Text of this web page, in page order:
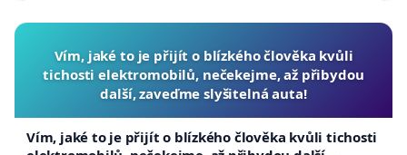
Vím, jaké to je přijít o blízkého člověka kvůli
tichosti elektromobilů, nečekejme, až přibydou
další, zaveďme slyšitelná auta!
Vím, jaké to je přijít o blízkého člověka kvůli tichosti